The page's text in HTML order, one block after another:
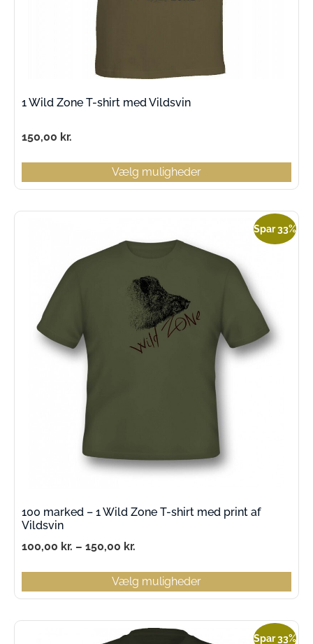
1 Wild Zone T-shirt med Vildsvin
150,00 kr.
Vælg muligheder
Spar 33%
100 marked – 1 Wild Zone T-shirt med print af
Vildsvin
100,00 kr. – 150,00 kr.
Vælg muligheder
Spar 33%